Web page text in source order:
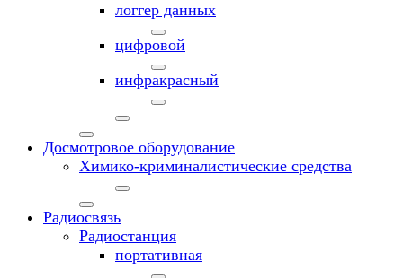
логгер данных
цифровой
инфракрасный
Досмотровое оборудование
Химико-криминалистические средства
Радиосвязь
Радиостанция
портативная